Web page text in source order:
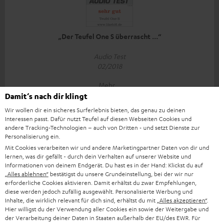
„Der Teufel One S überrascht …“
Audio Test
02/2018
Mehr...
„Mit der dritten Generation des One S hat Teufel mal
wieder einen rausgehauen.“
www.aptgetupdate.de
26.02.2018
Mehr...
Damit‘s nach dir klingt
Wir wollen dir ein sicheres Surferlebnis bieten, das genau zu deinen
Interessen passt. Dafür nutzt Teufel auf diesen Webseiten Cookies und
andere Tracking-Technologien – auch von Dritten - und setzt Dienste zur
Personalisierung ein.
Mit Cookies verarbeiten wir und andere Marketingpartner Daten von dir und
lernen, was dir gefällt - durch dein Verhalten auf unserer Website und
Informationen von deinem Endgerät. Du hast es in der Hand: Klickst du auf
„Alles ablehnen“ bestätigst du unsere Grundeinstellung, bei der wir nur
erforderliche Cookies aktivieren. Damit erhältst du zwar Empfehlungen,
diese werden jedoch zufällig ausgewählt. Personalisierte Werbung und
Inhalte, die wirklich relevant für dich sind, erhältst du mit „Alles akzeptieren“.
Hier willigst du der Verwendung aller Cookies ein sowie der Weitergabe und
der Verarbeitung deiner Daten in Staaten außerhalb der EU/des EWR. Für